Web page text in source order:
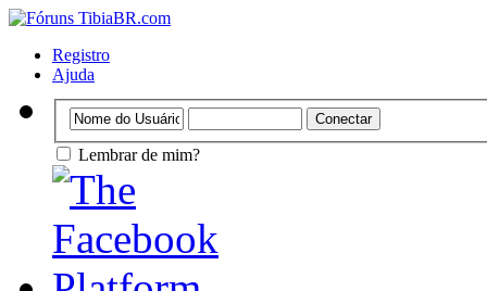
Registro
Ajuda
Lembrar de mim?